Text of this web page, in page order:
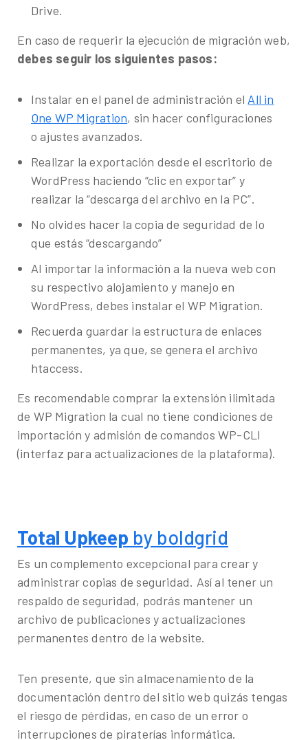
Drive.
En caso de requerir la ejecución de migración web,
debes seguir los siguientes pasos:
Instalar en el panel de administración el All in
One WP Migration, sin hacer configuraciones
o ajustes avanzados.
Realizar la exportación desde el escritorio de
WordPress haciendo “clic en exportar” y
realizar la “descarga del archivo en la PC”.
No olvides hacer la copia de seguridad de lo
que estás “descargando”
Al importar la información a la nueva web con
su respectivo alojamiento y manejo en
WordPress, debes instalar el WP Migration.
Recuerda guardar la estructura de enlaces
permanentes, ya que, se genera el archivo
htaccess.
Es recomendable comprar la extensión ilimitada
de WP Migration la cual no tiene condiciones de
importación y admisión de comandos WP-CLI
(interfaz para actualizaciones de la plataforma).
Total Upkeep by boldgrid
Es un complemento excepcional para crear y
administrar copias de seguridad. Así al tener un
respaldo de seguridad, podrás mantener un
archivo de publicaciones y actualizaciones
permanentes dentro de la website.
Ten presente, que sin almacenamiento de la
documentación dentro del sitio web quizás tengas
el riesgo de pérdidas, en caso de un error o
interrupciones de piraterías informática.